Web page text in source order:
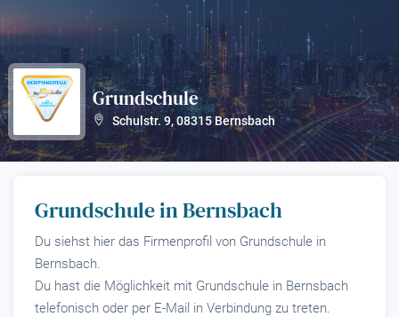
Grundschule ?
Schulstr. 9,08315 Bernsbach
Grundschule in Bernsbach
Du siehst hier das Firmenprofil von Grundschule in
Bernsbach.
Du hast die Möglichkeit mit Grundschule in Bernsbach
telefonisch oder per E-Mail in Verbindung zu treten.